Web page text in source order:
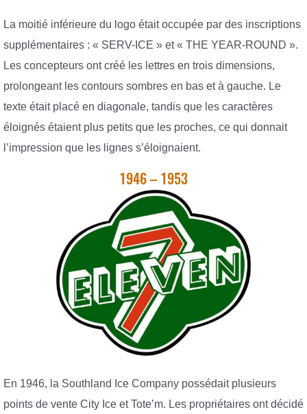
La moitié inférieure du logo était occupée par des inscriptions
supplémentaires : « SERV-ICE » et « THE YEAR-ROUND ».
Les concepteurs ont créé les lettres en trois dimensions,
prolongeant les contours sombres en bas et à gauche. Le
texte était placé en diagonale, tandis que les caractères
éloignés étaient plus petits que les proches, ce qui donnait
l’impression que les lignes s’éloignaient.
1946 – 1953
En 1946, la Southland Ice Company possédait plusieurs
points de vente City Ice et Tote’m. Les propriétaires ont décidé